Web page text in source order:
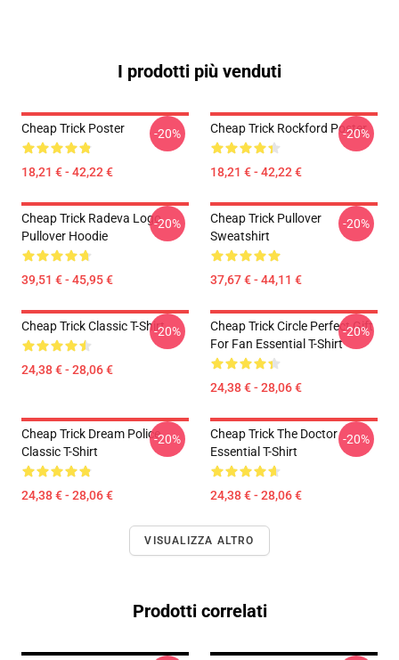
I prodotti più venduti
Cheap Trick Poster
18,21 € - 42,22 €
-20% Cheap Trick Rockford Poster
18,21 € - 42,22 €
-20%
Cheap Trick Radeva Logo
Pullover Hoodie
39,51 € - 45,95 €
-20%
Cheap Trick Pullover
Sweatshirt
37,67 € - 44,11 €
-20%
Cheap Trick Classic T-Shirt
24,38 € - 28,06 €
-20%
Cheap Trick Circle Perfect Gift
For Fan Essential T-Shirt
24,38 € - 28,06 €
-20%
Cheap Trick Dream Police
Classic T-Shirt
24,38 € - 28,06 €
-20%
Cheap Trick The Doctor
Essential T-Shirt
24,38 € - 28,06 €
-20%
VISUALIZZA ALTRO
Prodotti correlati